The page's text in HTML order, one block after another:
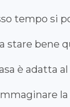
tempo si
stare bene
è adatta